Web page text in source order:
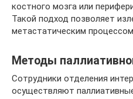
костного мозга или
Такой подход позволяет
метастатическим процессом.
Методы
Сотрудники отделения
осуществляют